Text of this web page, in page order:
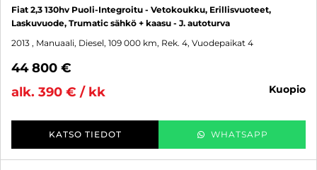
Fiat 2,3 130hv Puoli-Integroitu - Vetokoukku, Erillisvuoteet,
Laskuvuode, Trumatic sähkö + kaasu - J. autoturva
2013 , Manuaali, Diesel, 109 000 km, Rek. 4, Vuodepaikat 4
44 800 €
alk. 390 € / kk
kuopio
KATSO TIEDOT WHATSAPP